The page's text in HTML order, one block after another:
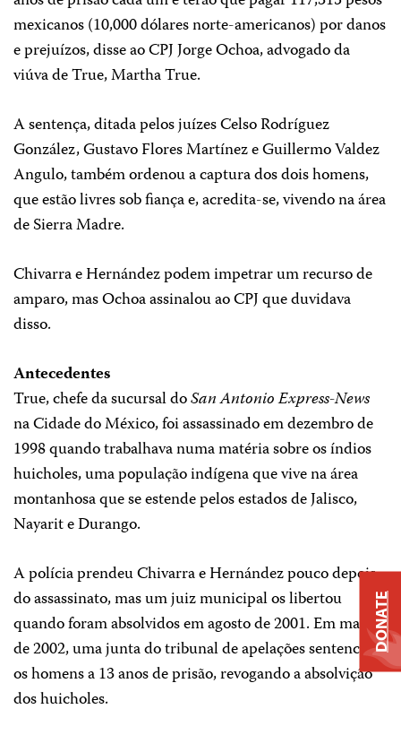
mexicanos (10,000 dólares norte-americanos) por danos
e prejuízos, disse ao CPJ Jorge Ochoa, advogado da
viúva de True, Martha True.
A sentença, ditada pelos juízes Celso Rodríguez
González, Gustavo Flores Martínez e Guillermo Valdez
Angulo, também ordenou a captura dos dois homens,
que estão livres sob fiança e, acredita-se, vivendo na área
de Sierra Madre.
Chivarra e Hernández podem impetrar um recurso de
amparo, mas Ochoa assinalou ao CPJ que duvidava
disso.
Antecedentes
True, chefe da sucursal doSan Antonio Express-News
na Cidade do México, foi assassinado em dezembro de
1998 quando trabalhava numa matéria sobre os índios
huicholes, uma população indígena que vive na área
montanhosa que se estende pelos estados de Jalisco,
Nayarit e Durango.
A polícia prendeu Chivarra e Hernández pouco depois
do assassinato, mas um juiz municipal os libertou
quando foram absolvidos em agosto de 2001. Em maio
de 2002, uma junta do tribunal de apelações sentenciou
os homens a 13 anos de prisão, revogando a absolvição
dos huicholes.
DONATE